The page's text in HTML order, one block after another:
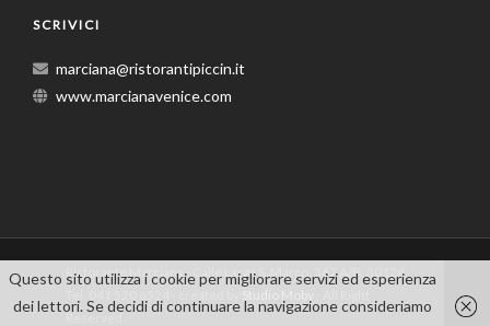
SCRIVICI
marciana@ristorantipiccin.it
www.marcianavenice.com
Ristorante Marciana - Calle Larga S. Marco, 367 A/B, 30124
Questo sito utilizza i cookie per migliorare servizi ed esperienza
dei lettori. Se decidi di continuare la navigazione consideriamo